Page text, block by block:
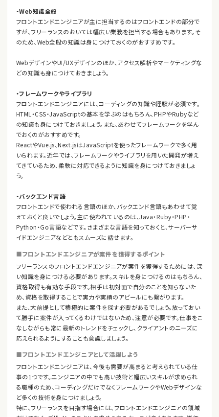
・Web知識全般
フロントエンドエンジニアが主に担当するのはフロントエンドの部分で
すが、フリーランスのおいては幅広い業務を担当する場合もあります。そ
のため、Web全般の知識は身につけておくのがおすすめです。
WebデザインやUI/UXデザインのほか、アクセス解析やマーケティングな
どの知識も身につけておきましょう。
・フレームワークやライブラリ
フロントエンドエンジニアには、コーディングの知識や経験が必須です。
HTML・CSS・JavaScriptの基本を学ぶのはもちろん、PHPやRubyなど
の知識も身につけておきましょう。また、あわせてフレームワークを学ん
でおくのがおすすめです。
ReactやVue.js、Next.jsはJavaScriptを使ったフレームワークで多く用
いられます。近年では、フレームワークやライブラリを用いた開発が増え
てきているため、柔軟に対応できるように知識を身につけておきましょ
う。
・バックエンド言語
フロントエンドで使われる言語のほか、バックエンド言語もあわせて覚
えておくと良いでしょう。主に使われているのは、Java・Ruby・PHP・
Python・Go言語などです。さまざまな言語を知っておくと、サーバーサ
イドエンジニアなどともスムーズに話せます。
■フロントエンドエンジニアが案件を獲得するポイント
フリーランスのフロントエンドエンジニアが案件を獲得するためには、深
い知識を身につける必要があります。スキルを身につけるのはもちろん、
資格取得も有効な手段です。相手は初対面で自分のことを知らないた
め、資格を取得することで実力や実績のアピールにも繋がります。
また、大前提として積極的に案件を探す必要があるでしょう。放っておい
て勝手に案件が入ってくるわけではないため、注意が必要です。仕事をこ
なしながらも常に最新のトレンドをチェックし、クライアントのニーズに
応えられるようにすることも意識しましょう。
■フロントエンドエンジニアとして活躍しよう
フロントエンドエンジニアは、今後も需要が高まると考えられている仕
事の1つです。エンジニアの中でも高い技術と幅広いスキルが求められ
る職種のため、コーディングだけでなくフレームワークやWebデザインな
ど多くの技術を身につけましょう。
特に、フリーランスを目指す場合には、フロントエンドエンジニアの領域